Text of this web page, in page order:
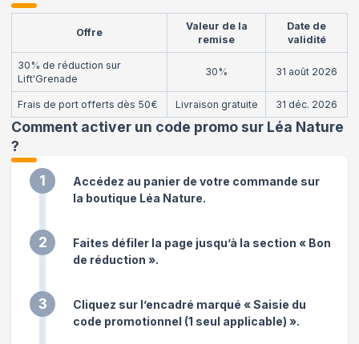
Offre
Valeur de la
remise
Date de
validité
30% de réduction sur
Lift'Grenade
30% 31 août 2026
Frais de port offerts dès 50€ Livraison gratuite 31 déc. 2026
Comment activer un code promo sur Léa Nature
?
1
Accédez au panier de votre commande sur
la boutique Léa Nature.
2
Faites défiler la page jusqu’à la section « Bon
de réduction ».
3
Cliquez sur l’encadré marqué « Saisie du
code promotionnel (1 seul applicable) ».